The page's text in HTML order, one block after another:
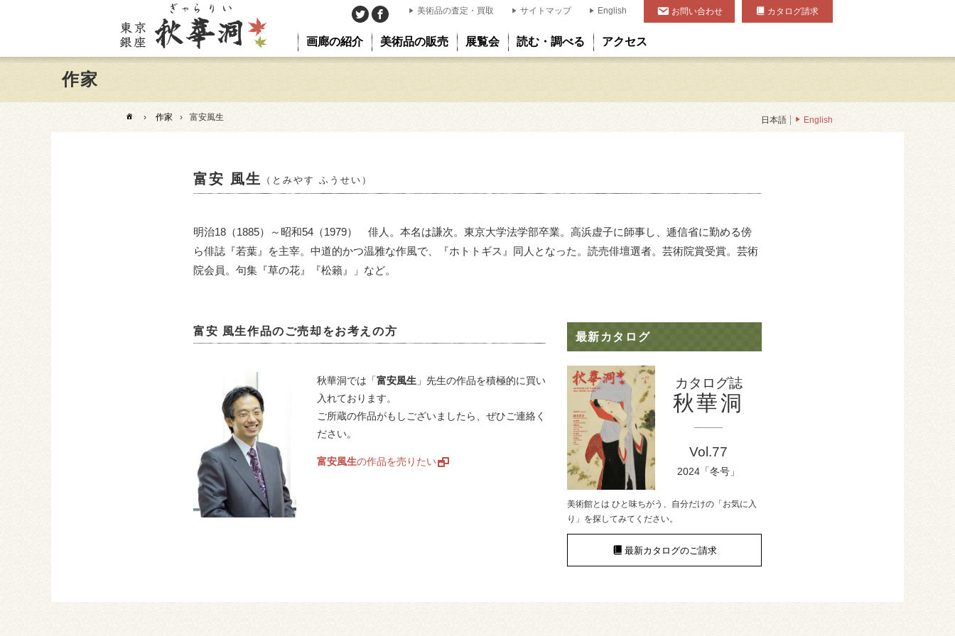
浮世絵ぎゃらりい秋華洞
画廊の紹介 美術品の販売 展覧会 読む・調べる アクセス
美術品の査定・買取 サイトマップ English お問い合わせ カタログ請求
作家
› 作家 › 富安風生 日本語 English
富安 風生 （とみやす ふうせい）
明治18（1885）～昭和54（1979） 俳人。本名は謙次。東京大学法学部卒業。高浜虚子に師事し、逓信省に勤める傍
ら俳誌『若葉』を主宰。中道的かつ温雅な作風で、『ホトトギス』同人となった。読売俳壇選者。芸術院賞受賞。芸術
院会員。句集『草の花』『松籟』」など。
富安 風生作品のご売却をお考えの方
秋華洞では「富安風生 」先生の作品を積極的に買い
入れております。
ご所蔵の作品がもしございましたら、ぜひご連絡く
ださい。
富安風生の作品を売りたい
最新カタログ
カタログ誌
秋華洞
Vol.77
2024「冬号」
美術館とは ひと味ちがう、自分だけの「お気に入
り」を探してみてください。
最新カタログのご請求